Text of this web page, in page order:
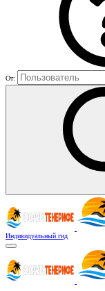
От:
Индивидуальный гид